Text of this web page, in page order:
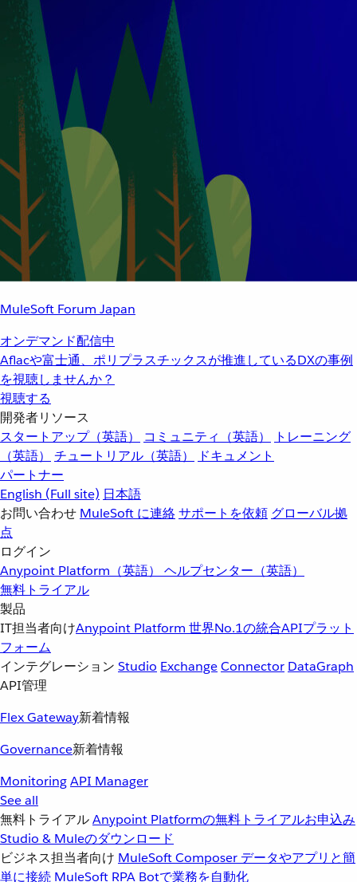
MuleSoft Forum Japan
オンデマンド配信中
Aflacや富士通、ポリプラスチックスが推進しているDXの事例
を視聴しませんか？
視聴する
開発者リソース
スタートアップ（英語）
コミュニティ（英語）
トレーニング
（英語）
チュートリアル（英語）
ドキュメント
パートナー
English (Full site) 日本語
お問い合わせ MuleSoft に連絡サポートを依頼 グローバル拠
点
ログイン
Anypoint Platform（英語） ヘルプセンター（英語）
無料トライアル
製品
IT担当者向けAnypoint Platform 世界No.1の統合APIプラット
フォーム
インテグレーション Studio ExchangeConnector DataGraph
API管理
Flex Gateway新着情報
Governance新着情報
MonitoringAPI Manager
See all
無料トライアルAnypoint Platformの無料トライアルお申込み
Studio & Muleのダウンロード
ビジネス担当者向け MuleSoft Composer データやアプリと簡
単に接続 MuleSoft RPA Botで業務を自動化